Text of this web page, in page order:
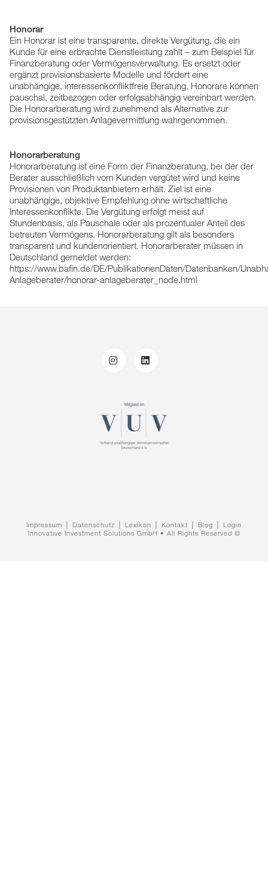
Honorar
Ein Honorar ist eine transparente, direkte Vergütung, die ein
Kunde für eine erbrachte Dienstleistung zahlt – zum Beispiel für
Finanzberatung oder Vermögensverwaltung. Es ersetzt oder
ergänzt provisionsbasierte Modelle und fördert eine
unabhängige, interessenkonfliktfreie Beratung. Honorare können
pauschal, zeitbezogen oder erfolgsabhängig vereinbart werden.
Die Honorarberatung wird zunehmend als Alternative zur
provisionsgestützten Anlagevermittlung wahrgenommen.
Honorarberatung
Honorarberatung ist eine Form der Finanzberatung, bei der der
Berater ausschließlich vom Kunden vergütet wird und keine
Provisionen von Produktanbietern erhält. Ziel ist eine
unabhängige, objektive Empfehlung ohne wirtschaftliche
Interessenkonflikte. Die Vergütung erfolgt meist auf
Stundenbasis, als Pauschale oder als prozentualer Anteil des
betreuten Vermögens. Honorarberatung gilt als besonders
transparent und kundenorientiert. Honorarberater müssen in
Deutschland gemeldet werden:
https://www.bafin.de/DE/PublikationenDaten/Datenbanken/
Anlageberater/honorar-anlageberater_node.html
Impressum Datenschutz Lexikon Kontakt Blog
Login
Innovative Investment Solutions GmbH • All Rights Reserved ©